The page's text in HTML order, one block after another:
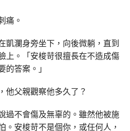
痛。
凱瀾身旁坐下，向後微躺，直到
上。「安梭苛很擅長在不造成傷
答案。」
他父親觀察他多久了？
過不會傷及無辜的。雖然他被施
。安梭苛不是個你，或任何人，